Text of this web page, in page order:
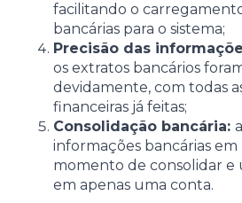
facilitando o
bancárias para o sistema;
Precisão das
os extratos bancários
devidamente, com todas
financeiras já feitas;
Consolidação bancária:
informações bancárias em
momento de consolidar e
em apenas uma conta.